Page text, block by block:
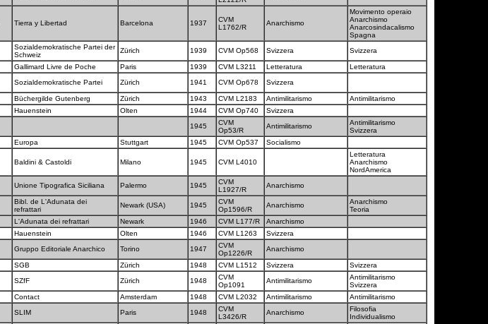
Tierra y Libertad Barcelona 1937
CVM
L1762/R
Anarchismo
Movimento operaio
Anarchismo
Anarcosindacalismo
Spagna
Sozialdemokratische Partei der
Schweiz
Zürich 1939 CVM Op568 Svizzera Svizzera
Gallimard Livre de Poche Paris 1939 CVM L3211 Letteratura
Letteratura
Sozialdemokratische Partei Zürich 1941 CVM Op678 Svizzera
Büchergilde Gutenberg Zürich 1943 CVM L2183 Antimilitarismo
Antimilitarismo
Hauenstein Olten 1944 CVM Op740
Svizzera
1945
CVM
Op53/R
Antimilitarismo
Antimilitarismo
Svizzera
Europa Stuttgart 1945 CVM Op537 Socialismo
Baldini & Castoldi Milano 1945 CVM L4010
Letteratura
Anarchismo
NordAmerica
Unione Tipografica Siciliana Palermo 1945
CVM
L1927/R
Anarchismo
Bibl. de L'Adunata dei
refrattari
Newark (USA) 1945
CVM
Op1596/R
Anarchismo
Anarchismo
Teoria
L'Adunata dei refrattari Newark 1946 CVM L177/R
Anarchismo
Hauenstein Olten 1946 CVM L1263
Svizzera
Gruppo Editoriale Anarchico Torino 1947
CVM
Op1226/R
Anarchismo
SGB Zürich 1948 CVM L1512 Svizzera
Svizzera
SZfF Zürich 1948
CVM
Op1091
Antimilitarismo
Antimilitarismo
Svizzera
Contact Amsterdam 1948 CVM L2032 Antimilitarismo
Antimilitarismo
SLIM Paris 1948
CVM
L3426/R
Anarchismo
Filosofia
Individualismo